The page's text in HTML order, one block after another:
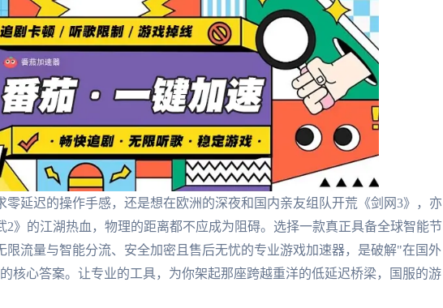
零延迟的操作手感，还是想在欧洲的深夜和国内亲友组队开荒《剑网3》，亦
2》的江湖热血，物理的距离都不应成为阻碍。选择一款真正具备全球智能节
限流量与智能分流、安全加密且售后无忧的专业游戏加速器，是破解"在国外
核心答案。让专业的工具，为你架起那座跨越重洋的低延迟桥梁，国服的游